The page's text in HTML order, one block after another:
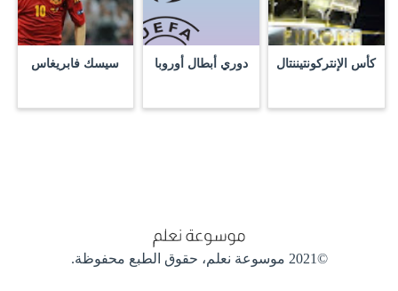
كأس الإنتركونتيننتال دوري أبطال أوروبا سيسك فابريغاس
©2021 موسوعة نعلم، حقوق الطبع محفوظة.